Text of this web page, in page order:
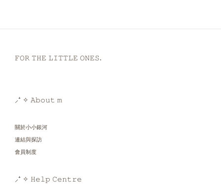
𝙵𝙾𝚁 𝚃𝙷𝙴 𝙻𝙸𝚃𝚃𝙻𝙴 𝙾𝙽𝙴𝚂.
⸝⁺ ✧ 𝙰𝚋𝚘𝚞𝚝 𝚖
關於小小銀河
連結與探訪
會員制度
⸝⁺ ✧ 𝙷𝚎𝚕𝚙 𝙲𝚎𝚗𝚝𝚛𝚎